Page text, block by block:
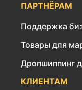
ПАРТНЁРАМ
Поддержка
Товары для
Дропшиппинг
КЛИЕНТАМ